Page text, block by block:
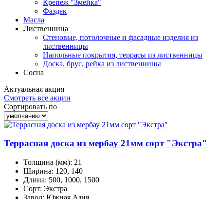
Крепеж "Змейка"
Фаздек
Масла
Лиственница
Стеновые, потолочные и фасадные изделия из
лиственницы
Напольные покрытия, террасы из лиственницы
Доска, брус, рейка из лиственницы
Сосна
Актуальная акция
Смотреть все акции
Сортировать по
Террасная доска из мербау 21мм сорт "Экстра"
Толщина (мм): 21
Ширина: 120, 140
Длина: 500, 1000, 1500
Сорт: Экстра
Завод: Южная Азия